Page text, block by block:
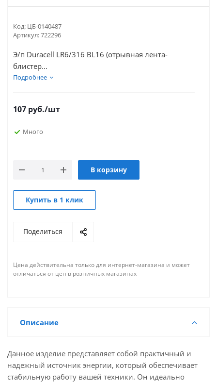
Код: ЦБ-0140487
Артикул:722296
Э/п Duracell LR6/316 BL16 (отрывная лента-
блистер...
Подробнее
107 руб./шт
Много
В корзину
Купить в 1 клик
Поделиться
Цена действительна только для интернет-магазина и может
отличаться от цен в розничных магазинах
Описание
Данное изделие представляет собой практичный и
надежный источник энергии, который обеспечивает
стабильную работу вашей техники. Он идеально